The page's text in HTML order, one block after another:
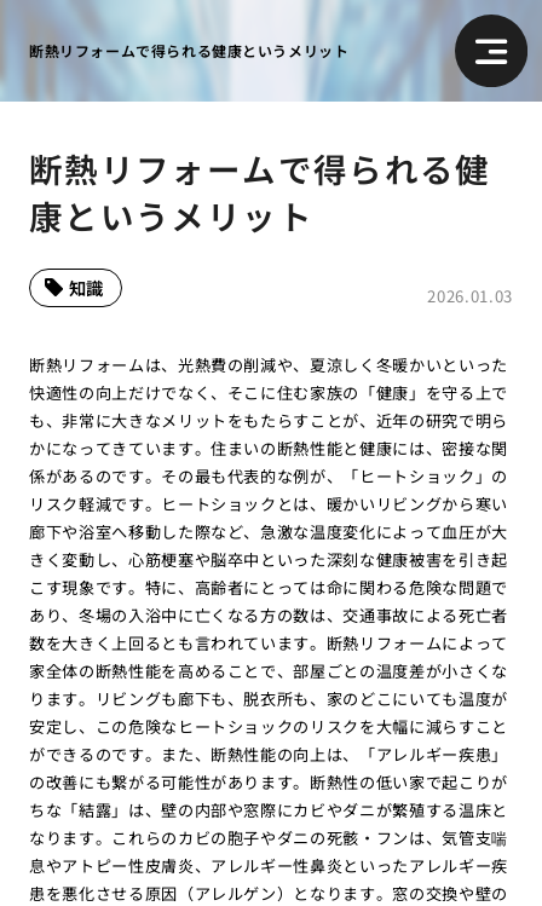
断熱リフォームで得られる健康というメリット
断熱リフォームで得られる健
康というメリット
2026.01.03
知識
断熱リフォームは、光熱費の削減や、夏涼しく冬暖かいといった
快適性の向上だけでなく、そこに住む家族の「健康」を守る上で
も、非常に大きなメリットをもたらすことが、近年の研究で明ら
かになってきています。住まいの断熱性能と健康には、密接な関
係があるのです。その最も代表的な例が、「ヒートショック」の
リスク軽減です。ヒートショックとは、暖かいリビングから寒い
廊下や浴室へ移動した際など、急激な温度変化によって血圧が大
きく変動し、心筋梗塞や脳卒中といった深刻な健康被害を引き起
こす現象です。特に、高齢者にとっては命に関わる危険な問題で
あり、冬場の入浴中に亡くなる方の数は、交通事故による死亡者
数を大きく上回るとも言われています。断熱リフォームによって
家全体の断熱性能を高めることで、部屋ごとの温度差が小さくな
ります。リビングも廊下も、脱衣所も、家のどこにいても温度が
安定し、この危険なヒートショックのリスクを大幅に減らすこと
ができるのです。また、断熱性能の向上は、「アレルギー疾患」
の改善にも繋がる可能性があります。断熱性の低い家で起こりが
ちな「結露」は、壁の内部や窓際にカビやダニが繁殖する温床と
なります。これらのカビの胞子やダニの死骸・フンは、気管支喘
息やアトピー性皮膚炎、アレルギー性鼻炎といったアレルギー疾
患を悪化させる原因（アレルゲン）となります。窓の交換や壁の